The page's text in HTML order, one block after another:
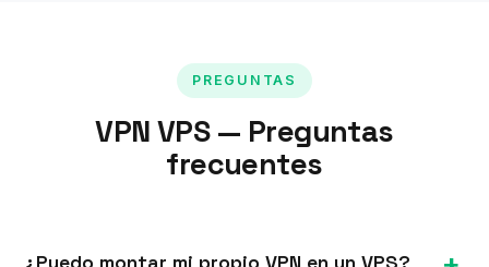
PREGUNTAS
VPN VPS — Preguntas
frecuentes